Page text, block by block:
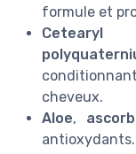
formule et
Cetearyl
cheveux.
Aloe,
antioxydants.